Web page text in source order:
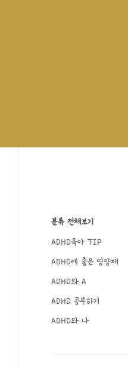
분류 전체보기
ADHD육아 TIP
ADHD에 좋은 영양제
ADHD와 A
ADHD 공부하기
ADHD와 나